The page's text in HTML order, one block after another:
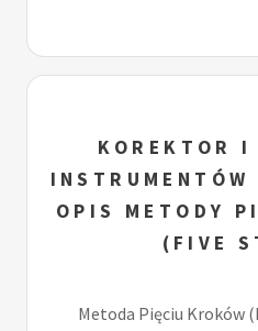
KOREKTOR
INSTRUMENTÓW
OPIS METODY
(FIVE
Metoda Pięciu Kroków